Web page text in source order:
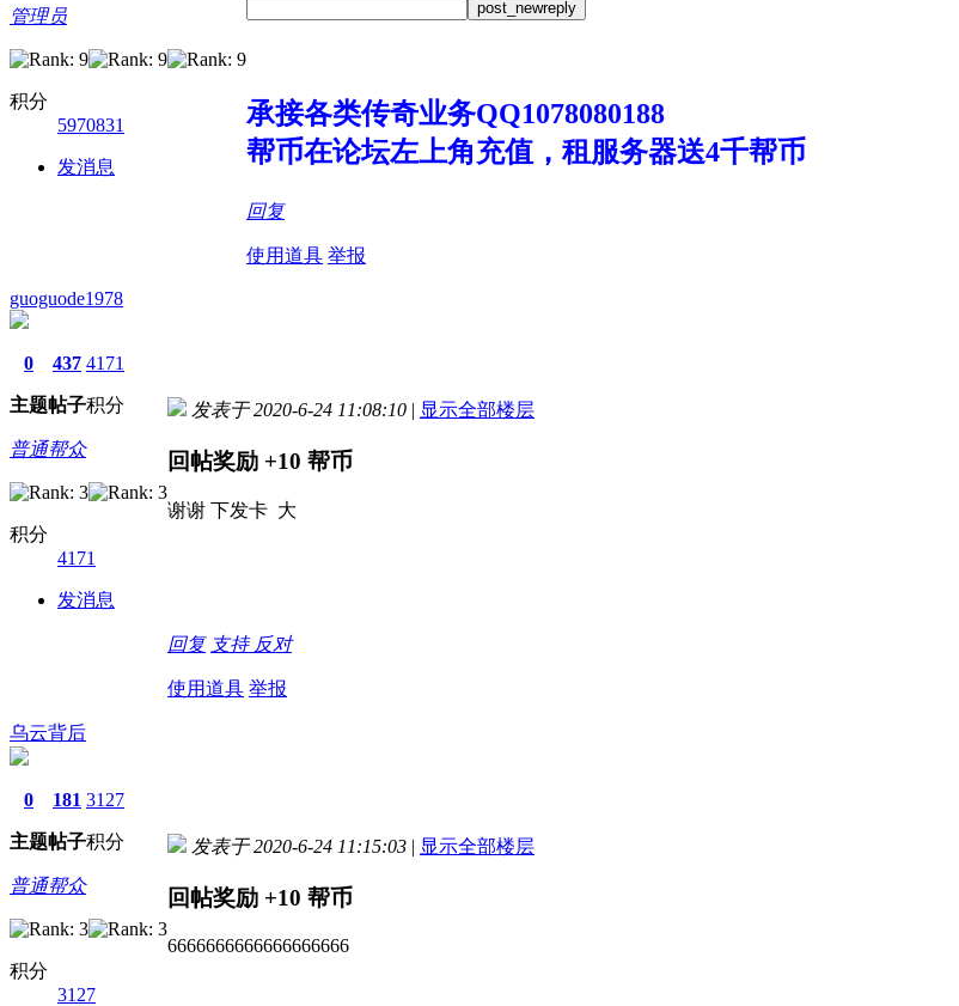
管理员
积分
5970831
发消息
post_newreply
承接各类传奇业务QQ1078080188
帮币在论坛左上角充值，租服务器送4千帮币
回复
使用道具 举报
guoguode1978
0
主题
437
帖子
4171
积分
普通帮众
积分
4171
发消息
发表于 2020-6-24 11:08:10 | 显示全部楼层
回帖奖励 +10 帮币
谢谢 下发卡 大
回复 支持 反对
使用道具 举报
乌云背后
0
主题
181
帖子
3127
积分
普通帮众
积分
3127
发表于 2020-6-24 11:15:03 | 显示全部楼层
回帖奖励 +10 帮币
6666666666666666666